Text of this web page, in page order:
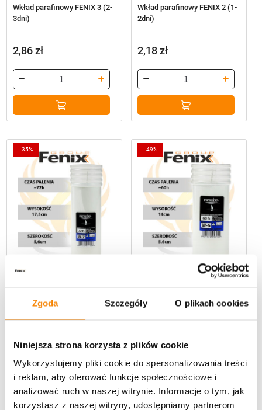
Zgoda Szczegóły O plikach cookies
Niniejsza strona korzysta z plików cookie
Wykorzystujemy pliki cookie do spersonalizowania treści
i reklam, aby oferować funkcje społecznościowe i
analizować ruch w naszej witrynie. Informacje o tym, jak
korzystasz z naszej witryny, udostępniamy partnerom
Wkład parafinowy FENIX 3 (2-
3dni)
2,86zł
Wkład parafinowy FENIX 2 (1-
2dni)
2,18zł
Wkład parafinowy W7 (72h)
-35%
Pierwotna
cena
wynosiła:
5,62 zł.
3,63zł
Aktualna
cena
wynosi:
3,63 zł.
Wkład parafinowy W6 (60h)
-49%
Pierwotna
cena
wynosiła:
5,00 zł.
Aktualna
cena
wynosi:
2,53 zł.